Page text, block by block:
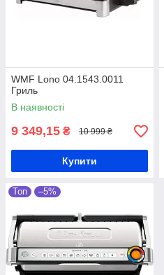
WMF Lono 04.1543.0011
Гриль
В наявності
9 349,15 ₴ 10 999 ₴
Купити
Топ –5%